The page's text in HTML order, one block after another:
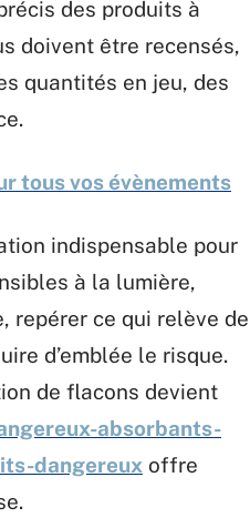
des produits à
doivent être recensés,
quantités en jeu, des
tous vos évènements
indispensable pour
à la lumière,
repérer ce qui relève de
d’emblée le risque.
de flacons devient
absorbants-
dangereux offre